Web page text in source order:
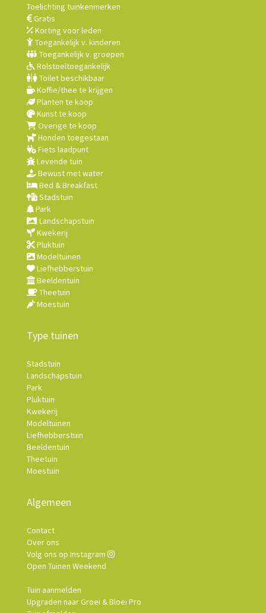
Toelichting tuinkenmerken
Gratis
Korting voor leden
Toegankelijk v. kinderen
Toegankelijk v. groepen
Rolstoeltoegankelijk
Toilet beschikbaar
Koffie/thee te krijgen
Planten te koop
Kunst te koop
Overige te koop
Honden toegestaan
Fiets laadpunt
Levende tuin
Bewust met water
Bed & Breakfast
Stadstuin
Park
Landschapstuin
Kwekerij
Pluktuin
Modeltuinen
Liefhebberstuin
Beeldentuin
Theetuin
Moestuin
Type tuinen
Stadstuin
Landschapstuin
Park
Pluktuin
Kwekerij
Modeltuinen
Liefhebberstuin
Beeldentuin
Theetuin
Moestuin
Algemeen
Contact
Over ons
Volg ons op Instagram
Open Tuinen Weekend
Tuin aanmelden
Upgraden naar Groei & Bloei Pro